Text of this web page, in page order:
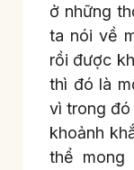
ở những
ta nói về
rồi được
thì đó là
vì trong đó
khoảnh
thể